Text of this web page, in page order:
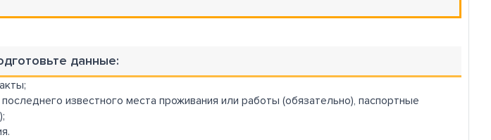
данные:
известного места проживания или работы (обязательно), паспортные